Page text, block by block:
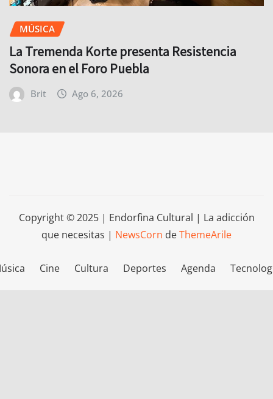
MÚSICA
La Tremenda Korte presenta Resistencia
Sonora en el Foro Puebla
Brit Ago 6, 2026
Copyright © 2025 | Endorfina Cultural | La adicción
que necesitas | NewsCorn deThemeArile
Cine Cultura Deportes Agenda